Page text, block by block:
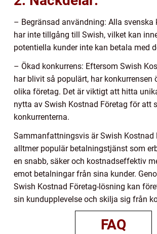
– Begränsad användning: Alla svenska
har inte tillgång till Swish, vilket kan
potentiella kunder inte kan betala med
– Ökad konkurrens: Eftersom Swish
har blivit så populärt, har konkurrensen
olika företag. Det är viktigt att hitta
nytta av Swish Kostnad Företag för att
konkurrenterna.
Sammanfattningsvis är Swish Kostnad
alltmer populär betalningstjänst som
en snabb, säker och kostnadseffektiv
emot betalningar från sina kunder.
Swish Kostnad Företag-lösning kan
sin kundupplevelse och skilja sig från
FAQ